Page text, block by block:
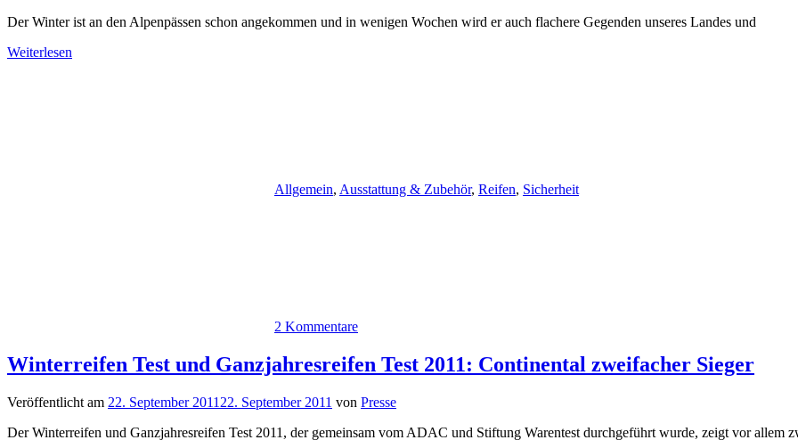
Der Winter ist an den Alpenpässen schon angekommen und in wenigen Wochen wird er auch flachere Gegenden unseres Landes und
Weiterlesen
Allgemein, Ausstattung & Zubehör, Reifen, Sicherheit
2 Kommentare
Winterreifen Test und Ganzjahresreifen Test 2011: Continental zweifacher Sieger
Veröffentlicht am 22. September 2011 22. September 2011 von Presse
Der Winterreifen und Ganzjahresreifen Test 2011, der gemeinsam vom ADAC und Stiftung Warentest durchgeführt wurde, zeigt vor allem